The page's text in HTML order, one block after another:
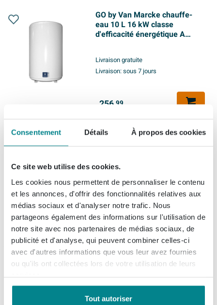
Consentement Détails À propos des cookies
Ce site web utilise des cookies.
Les cookies nous permettent de personnaliser le contenu
et les annonces, d'offrir des fonctionnalités relatives aux
médias sociaux et d'analyser notre trafic. Nous
partageons également des informations sur l'utilisation de
notre site avec nos partenaires de médias sociaux, de
publicité et d'analyse, qui peuvent combiner celles-ci
avec d'autres informations que vous leur avez fournies
ou qu'ils ont collectées lors de votre utilisation de leurs
services.
Tout autoriser
GO by Van Marcke chauffe-
eau 10 L 16 kW classe
d'efficacité énergétique A
à l'humidité
Livraison gratuite
Livraison:sous 7 jours
256, 99
B profil d'eau chaude XXS sous
le lavabo résistance à
l'humidité
Livraison gratuite
Livraison:sous 7 jours
275, 99
Thermo Support vase
d’expansion 4 trous rouge